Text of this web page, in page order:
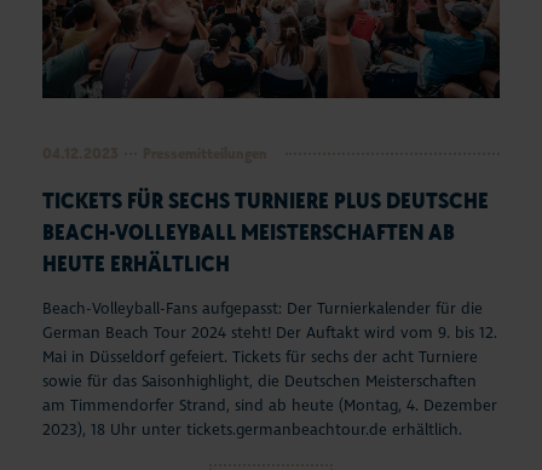
TICKETS FÜR SECHS TURNIERE PLUS DEUTSCHE
BEACH-VOLLEYBALL MEISTERSCHAFTEN AB
HEUTE ERHÄLTLICH
Beach-Volleyball-Fans aufgepasst: Der Turnierkalender für die
German Beach Tour 2024 steht! Der Auftakt wird vom 9. bis 12.
Mai in Düsseldorf gefeiert. Tickets für sechs der acht Turniere
sowie für das Saisonhighlight, die Deutschen Meisterschaften
am Timmendorfer Strand, sind ab heute (Montag, 4. Dezember
2023), 18 Uhr unter tickets.germanbeachtour.de erhältlich.